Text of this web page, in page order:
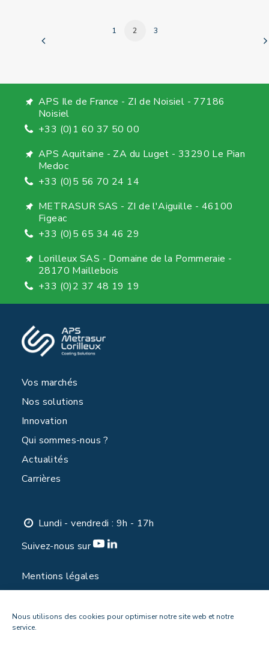
Nous utilisons des cookies pour optimiser notre site web et notre
service.
1 2 3
APS Ile de France - ZI de Noisiel - 77186
Noisiel
+33 (0)1 60 37 50 00
APS Aquitaine - ZA du Luget - 33290 Le Pian
Medoc
+33 (0)5 56 70 24 14
METRASUR SAS - ZI de l'Aiguille - 46100
Figeac
+33 (0)5 65 34 46 29
Lorilleux SAS - Domaine de la Pommeraie -
28170 Maillebois
+33 (0)2 37 48 19 19
Vos marchés
Nos solutions
Innovation
Qui sommes-nous ?
Actualités
Carrières
Lundi - vendredi : 9h - 17h
Suivez-nous sur
Mentions légales
Contact